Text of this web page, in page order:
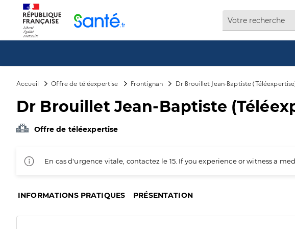
Accueil Offre de téléexpertise Frontignan Dr Brouillet Jean-Baptiste
Dr Brouillet Jean-Baptiste
Offre de téléexpertise
En cas d'urgence vitale, contactez le 15. If you experience or witness a
INFORMATIONS PRATIQUES PRÉSENTATION
Panneau de gestion des cookies